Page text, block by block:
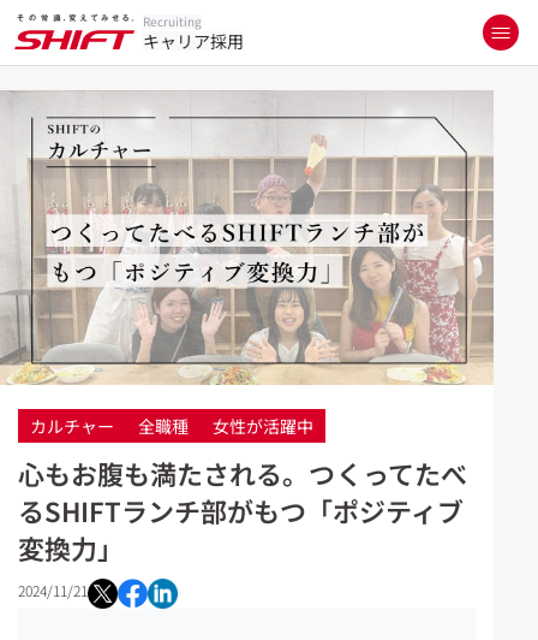
Recruiting
キャリア採用
カルチャー 全職種 女性が活躍中
心もお腹も満たされる。つくってたべ
るSHIFTランチ部がもつ「ポジティブ
変換力」
2024/11/21